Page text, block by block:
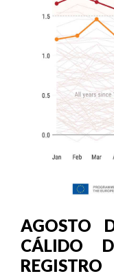
AGOSTO
CÁLIDO
REGISTRO